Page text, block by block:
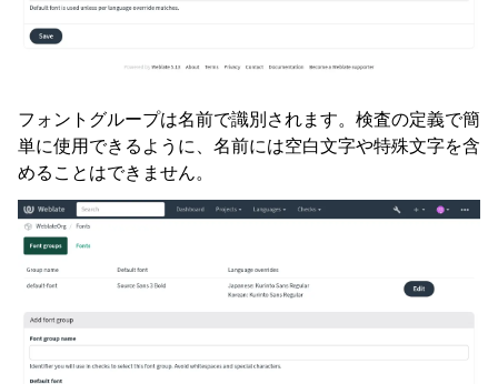
フォントグループは名前で識別されます。検査の定義で簡
単に使用できるように、名前には空白文字や特殊文字を含
めることはできません。